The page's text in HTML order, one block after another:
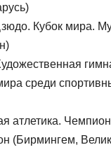
Кубок мира.
среди
атлетика.
(Бирмингем,